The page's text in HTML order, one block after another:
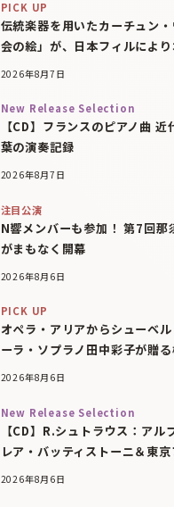
PICK UP
伝統楽器を用いたカーチュン
会の絵」が、日本フィルにより
2026年8月7日
New Release Selection
【CD】フランスのピアノ曲
葉の演奏記録
2026年8月7日
注目公演
N響メンバーも参加！ 第7回那
がまもなく開幕
2026年8月6日
PICK UP
オペラ・アリアからシューベ
ーラ・ソプラノ田中彩子が贈
2026年8月6日
New Release Selection
【CD】R.シュトラウス：アル
レア・バッティストーニ＆東
2026年8月6日